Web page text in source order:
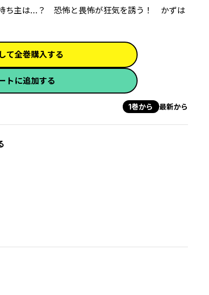
持ち主は…？ 恐怖と畏怖が狂気を誘う！ かずは
て全巻購入する
トに追加する
1巻から 最新から